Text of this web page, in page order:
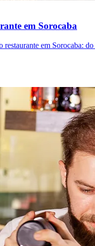
em Sorocaba
restaurante em Sorocaba: